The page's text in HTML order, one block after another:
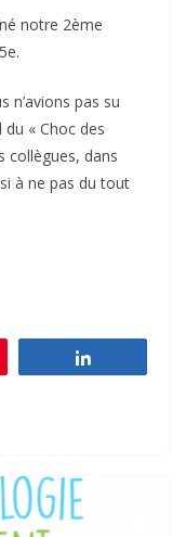
notre 2ème
n’avions pas su
« Choc des
collègues, dans
à ne pas du tout